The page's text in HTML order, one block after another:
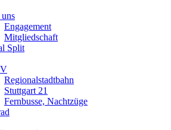
Engagement
Mitgliedschaft
Split
Regionalstadtbahn
Stuttgart 21
Fernbusse, Nachtzüge